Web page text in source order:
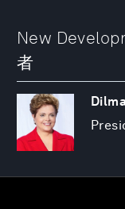
New
者